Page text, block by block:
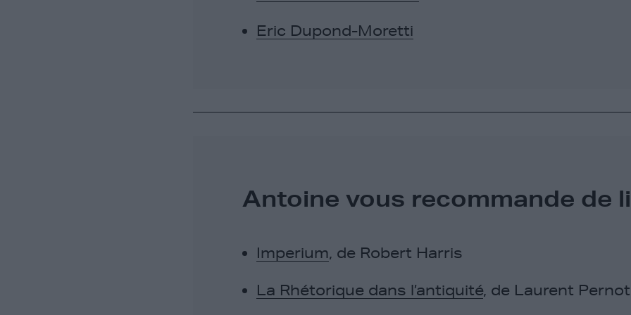
Eric Dupond-Moretti
Antoine vous recommande de
Imperium , de Robert Harris
La Rhétorique dans l’antiquité , de Laurent Pernot